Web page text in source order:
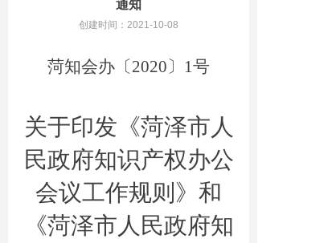
通知
创建时间： 2021-10-08
菏知会办〔2020〕 1号
关于印发《菏泽市人
民政府知识产权办公
会议工作规则》和
《菏泽市人民政府知